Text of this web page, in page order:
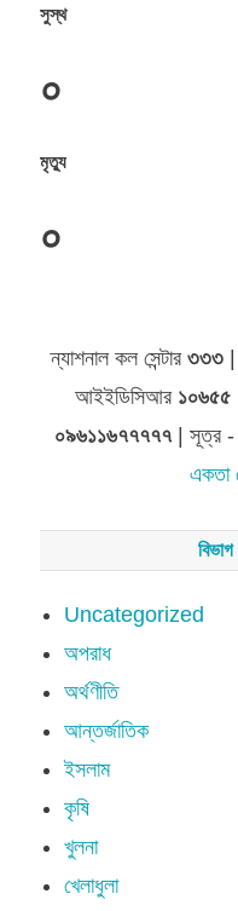
সুস্থ
০
মৃত্যু
০
ন্যাশনাল কল সেন্টার৩৩৩
আইইডিসিআর ১০৬৫৫
০৯৬১১৬৭৭৭৭৭| সূত্র
একতা
Uncategorized
অপরাধ
অর্থণীতি
আন্তর্জাতিক
ইসলাম
কৃষি
খুলনা
খেলাধুলা